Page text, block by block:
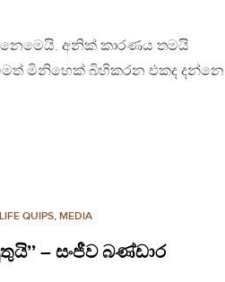
අනික් කාරණය තමයි
මිනිහෙක් බිහිකරන එකද දන්නෙ
LIFE QUIPS, MEDIA
– සංජීව බණ්ඩාර